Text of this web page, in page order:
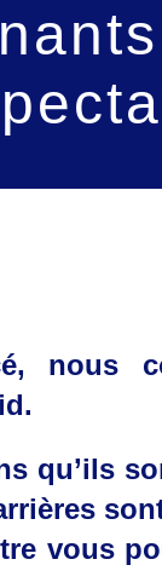
nous
qu’ils
vous